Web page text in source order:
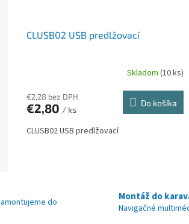
CLUSB02 USB predlžovací
Skladom (10 ks)
€2,28 bez DPH
€2,80 / ks
Do košíka
CLUSB02 USB predlžovací
do
Montáž do
Navigačné